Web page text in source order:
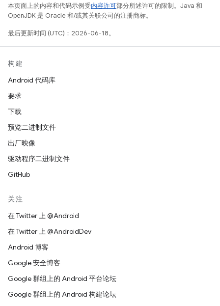
本页面上的内容和代码示例受内容许可部分所述许可的限制。Java 和
OpenJDK 是 Oracle 和/或其关联公司的注册商标。
最后更新时间 (UTC)：2026-06-18。
构建
Android 代码库
要求
下载
预览二进制文件
出厂映像
驱动程序二进制文件
GitHub
关注
在 Twitter 上 @Android
在 Twitter 上 @AndroidDev
Android 博客
Google 安全博客
Google 群组上的 Android 平台论坛
Google 群组上的 Android 构建论坛